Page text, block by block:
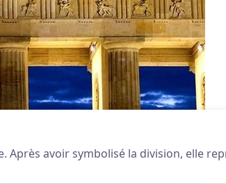
avoir symbolisé la division, elle